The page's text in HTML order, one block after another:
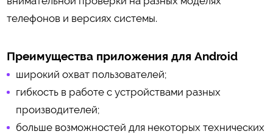
телефонов и версиях системы.
Преимущества приложения для Android
широкий охват пользователей;
гибкость в работе с устройствами разных
производителей;
больше возможностей для некоторых технических